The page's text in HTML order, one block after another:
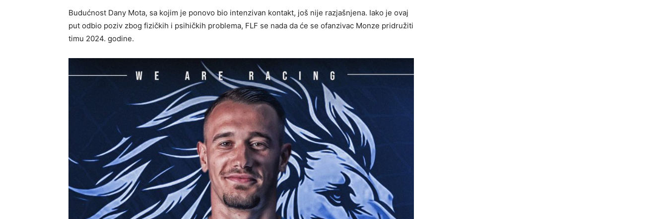
Budućnost Dany Mota, sa kojim je ponovo bio intenzivan kontakt, još nije razjašnjena. Iako je ovaj
put odbio poziv zbog fizičkih i psihičkih problema, FLF se nada da će se ofanzivac Monze pridružiti
timu 2024. godine.